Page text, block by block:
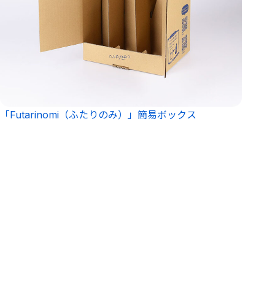
「Futarinomi（ふたりのみ）」簡易ボックス